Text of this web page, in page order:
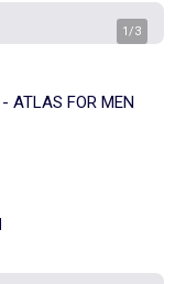
1/3
Pyjama Coton à Carreaux - ATLAS FOR MEN